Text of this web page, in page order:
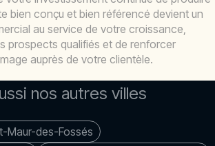
bien conçu et bien référencé devient un
au service de votre croissance,
prospects qualifiés et de renforcer
auprès de votre clientèle.
nos autres villes
Maur-des-Fossés